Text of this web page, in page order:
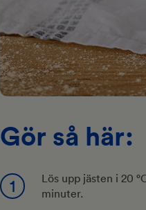
Gör så här:
1
Lös upp jästen i 20
minuter.